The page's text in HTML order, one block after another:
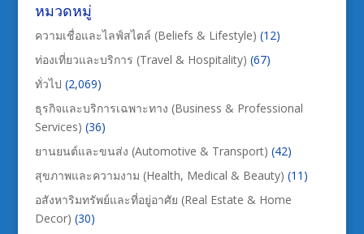
หมวดหมู่
ความเชื่อและไลฟ์สไตล์ (Beliefs & Lifestyle) (12)
ท่องเที่ยวและบริการ (Travel & Hospitality) (67)
ทั่วไป (2,069)
ธุรกิจและบริการเฉพาะทาง (Business & Professional
Services) (36)
ยานยนต์และขนส่ง (Automotive & Transport) (42)
สุขภาพและความงาม (Health, Medical & Beauty) (11)
อสังหาริมทรัพย์และที่อยู่อาศัย (Real Estate & Home
Decor) (30)